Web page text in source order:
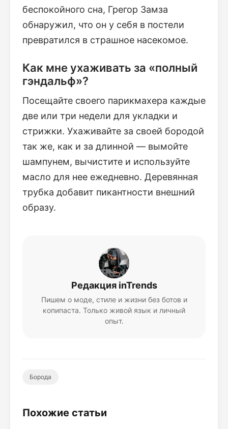
беспокойного сна, Грегор Замза
обнаружил, что он у себя в постели
превратился в страшное насекомое.
Как мне ухаживать за «полный
гэндальф»?
Посещайте своего парикмахера каждые
две или три недели для укладки и
стрижки. Ухаживайте за своей бородой
так же, как и за длинной — вымойте
шампунем, вычистите и используйте
масло для нее ежедневно. Деревянная
трубка добавит пикантности внешний
образу.
Редакция inTrends
Пишем о моде, стиле и жизни без ботов и
копипаста. Только живой язык и личный
опыт.
Борода
Похожие статьи